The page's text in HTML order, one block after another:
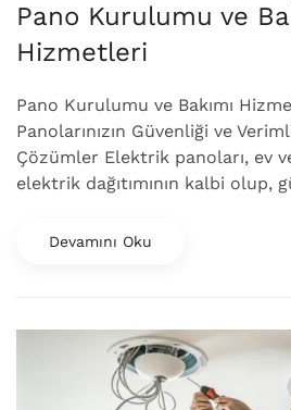
Pano Kurulumu ve
Hizmetleri
Pano Kurulumu ve Bakımı
Panolarınızın Güvenliği ve
Çözümler Elektrik panoları, ev
elektrik dağıtımının kalbi olup,
Devamını Oku